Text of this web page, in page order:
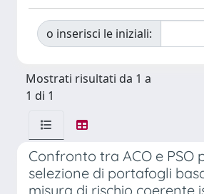
o inserisci le iniziali:
Mostrati risultati da 1 a
1 di 1
Confronto tra ACO e PSO
selezione di portafogli
misura di rischio coerente